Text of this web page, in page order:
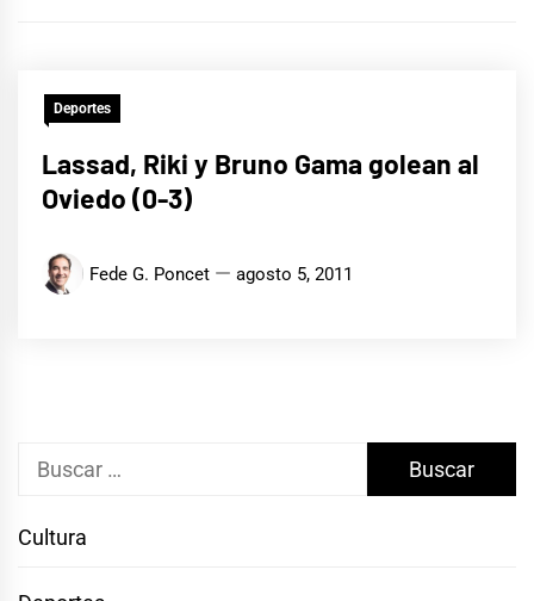
Deportes
Lassad, Riki y Bruno Gama golean al
Oviedo (0-3)
Fede G. Poncet agosto 5, 2011
Buscar:
Cultura